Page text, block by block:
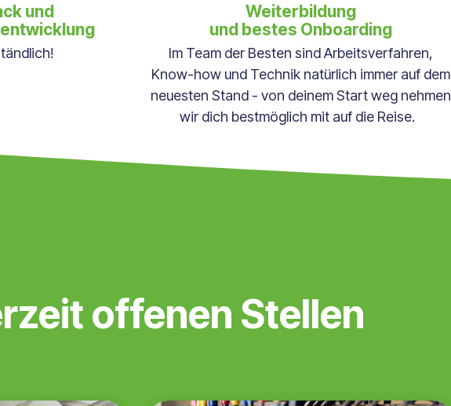
und
Weiterbildung
und bestes Onboarding
Im Team der Besten sind Arbeitsverfahren,
Know-how und Technik natürlich immer auf dem
neuesten Stand - von deinem Start weg nehmen
wir dich bestmöglich mit auf die Reise.
offenen Stellen